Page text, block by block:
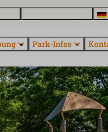
Park-Infos